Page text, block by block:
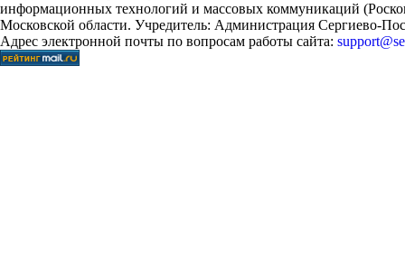
информационных технологий и массовых коммуникаций
Московской области. Учредитель: Администрация Сергиево-
Адрес электронной почты по вопросам работы сайта: